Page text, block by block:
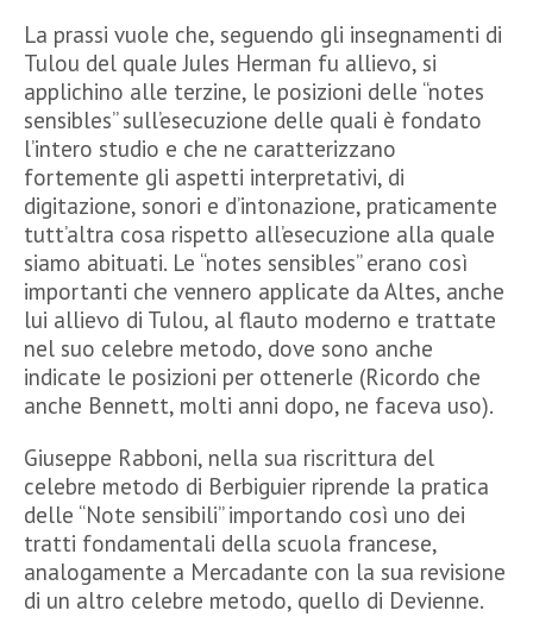
La prassi vuole che, seguendo gli insegnamenti di
Tulou del quale Jules Herman fu allievo, si
applichino alle terzine, le posizioni delle “notes
sensibles” sull’esecuzione delle quali è fondato
l’intero studio e che ne caratterizzano
fortemente gli aspetti interpretativi, di
digitazione, sonori e d’intonazione, praticamente
tutt’altra cosa rispetto all’esecuzione alla quale
siamo abituati. Le “notes sensibles” erano così
importanti che vennero applicate da Altes, anche
lui allievo di Tulou, al flauto moderno e trattate
nel suo celebre metodo, dove sono anche
indicate le posizioni per ottenerle (Ricordo che
anche Bennett, molti anni dopo, ne faceva uso).
Giuseppe Rabboni, nella sua riscrittura del
celebre metodo di Berbiguier riprende la pratica
delle “Note sensibili” importando così uno dei
tratti fondamentali della scuola francese,
analogamente a Mercadante con la sua revisione
di un altro celebre metodo, quello di Devienne.